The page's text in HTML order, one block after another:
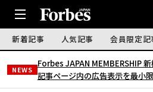
新着記事 人気記事 会員限定記
NEWS
Forbes JAPAN MEMBERSHIP 新
記事ページ内の広告表示を最小